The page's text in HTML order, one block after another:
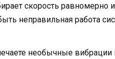
скорость равномерно
неправильная работа
необычные вибрации